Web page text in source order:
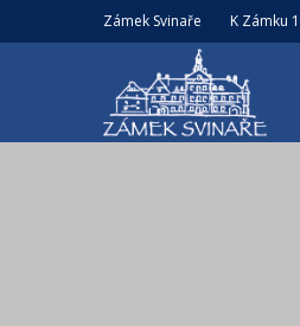
Zámek Svinaře K Zámku 1